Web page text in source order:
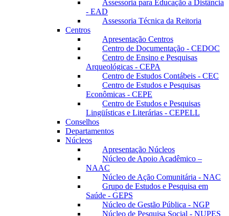
Assessoria para Educação a Distância
- EAD
Assessoria Técnica da Reitoria
Centros
Apresentação Centros
Centro de Documentação - CEDOC
Centro de Ensino e Pesquisas
Arqueológicas - CEPA
Centro de Estudos Contábeis - CEC
Centro de Estudos e Pesquisas
Econômicas - CEPE
Centro de Estudos e Pesquisas
Lingüísticas e Literárias - CEPELL
Conselhos
Departamentos
Núcleos
Apresentação Núcleos
Núcleo de Apoio Acadêmico –
NAAC
Núcleo de Ação Comunitária - NAC
Grupo de Estudos e Pesquisa em
Saúde - GEPS
Núcleo de Gestão Pública - NGP
Núcleo de Pesquisa Social - NUPES